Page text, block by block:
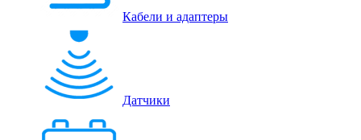
Кабели и адаптеры
Датчики